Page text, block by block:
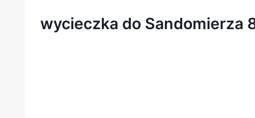
wycieczka do Sandomierza